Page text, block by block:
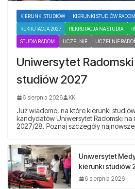
KIERUNKI STUDIÓW KIERUNKI STUDIÓW RADOM
REKRUTACJA 2027 REKRUTACJA NA STUDIA
STUDIA RADOM UCZELNIE UCZELNIE
Uniwersytet
studiów 2027
6 sierpnia 2026 KK
Już wiadomo, na które kierunki
kandydatów Uniwersytet Radomski na
2027/28. Poznaj szczegóły
Uniwersytet
kierunki studiów
6 sierpnia 2026